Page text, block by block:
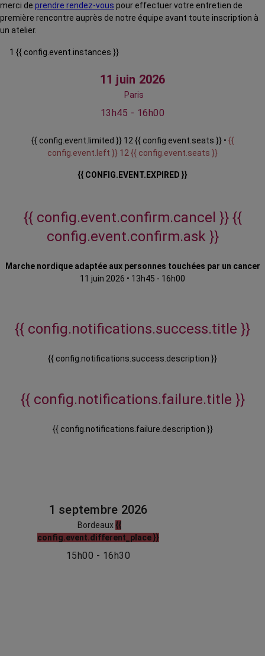
merci de prendre rendez-vous pour effectuer votre entretien de
première rencontre auprès de notre équipe avant toute inscription à
un atelier.
1 {{ config.event.instances }}
11 juin 2026
Paris
13h45 - 16h00
{{ config.event.limited }} 12 {{ config.event.seats }} • {{
config.event.left }} 12 {{ config.event.seats }}
{{ CONFIG.EVENT.EXPIRED }}
{{ config.event.confirm.cancel }} {{
config.event.confirm.ask }}
Marche nordique adaptée aux personnes touchées par un cancer
11 juin 2026 • 13h45 - 16h00
{{ config.notifications.success.title }}
{{ config.notifications.success.description }}
{{ config.notifications.failure.title }}
{{ config.notifications.failure.description }}
1 septembre 2026
Bordeaux {{
config.event.different_place }}
15h00 - 16h30